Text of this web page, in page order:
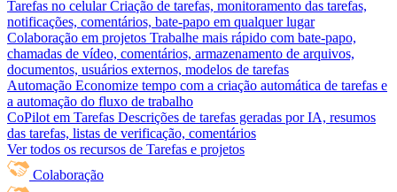
Tarefas no celular Criação de tarefas, monitoramento das tarefas,
notificações, comentários, bate-papo em qualquer lugar
Colaboração em projetos Trabalhe mais rápido com bate-papo,
chamadas de vídeo, comentários, armazenamento de arquivos,
documentos, usuários externos, modelos de tarefas
Automação Economize tempo com a criação automática de tarefas e
a automação do fluxo de trabalho
CoPilot em Tarefas Descrições de tarefas geradas por IA, resumos
das tarefas, listas de verificação, comentários
Ver todos os recursos de Tarefas e projetos
Colaboração